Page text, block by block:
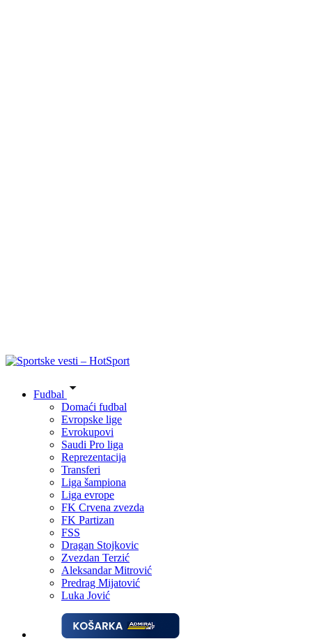
Fudbal
Domaći fudbal
Evropske lige
Evrokupovi
Saudi Pro liga
Reprezentacija
Transferi
Liga šampiona
Liga evrope
FK Crvena zvezda
FK Partizan
FSS
Dragan Stojkovic
Zvezdan Terzić
Aleksandar Mitrović
Predrag Mijatović
Luka Jović